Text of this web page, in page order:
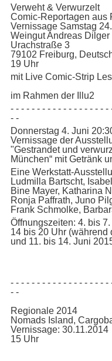
Verweht & Verwurzelt
Comic-Reportagen aus
Vernissage Samstag
Weingut Andreas Dilger
Urachstraße 3
79102 Freiburg,
19 Uhr
mit Live Comic-Strip
im Rahmen der Illu2
- - - - - - - - - - - - - - - - - -
- -
Donnerstag 4. Juni
Vernissage der
"Gestrandet und
München“ mit Getränk
Eine Werkstatt-
Ludmilla Bartscht,
Bine Mayer, Katharina
Ronja Paffrath, Juno
Frank Schmolke,
Öffnungszeiten: 4. bis
14 bis 20 Uhr (während
und 11. bis 14. Juni
- - - - - - - - - - - - - - - - - -
- -
Regionale 2014
Nomads Island,
Vernissage: 30.11.2014
15 Uhr